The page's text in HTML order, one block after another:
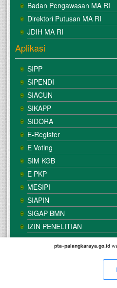
Badan Pengawasan MA RI
Direktori Putusan MA RI
JDIH MA RI
Aplikasi
SIPP
SIPENDI
SIACUN
SIKAPP
SIDORA
E-Register
E Voting
SIM KGB
E PKP
MESIPI
SIAPIN
SIGAP BMN
IZIN PENELITIAN
Agama
Direkomendasikan
Google
pta-palangkaraya.go.id